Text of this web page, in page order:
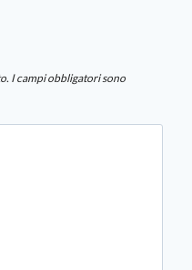
I campi obbligatori sono